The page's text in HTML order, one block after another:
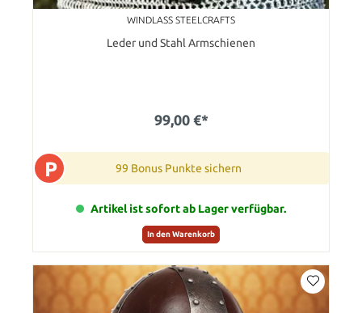
WINDLASS STEELCRAFTS
Leder und Stahl Armschienen
99,00 €*
P 99 Bonus Punkte sichern
Artikel ist sofort ab Lager verfügbar.
In den Warenkorb